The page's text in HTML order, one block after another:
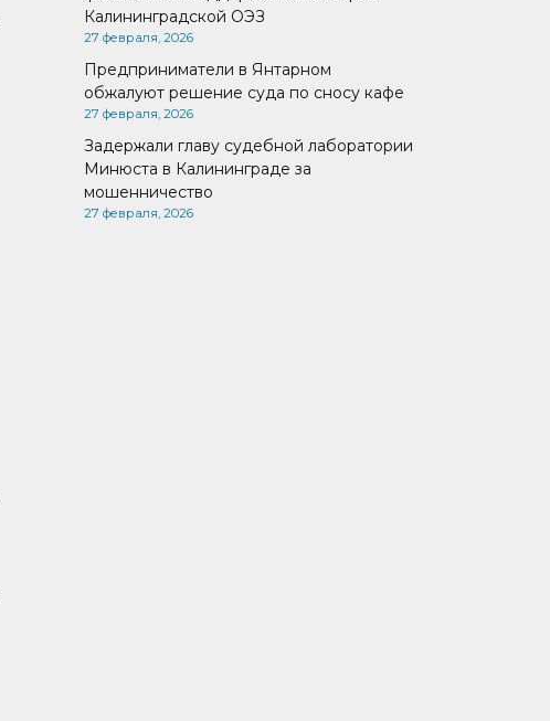
Калининградской ОЭЗ
27 февраля, 2026
Предприниматели в Янтарном
обжалуют решение суда по сносу кафе
27 февраля, 2026
Задержали главу судебной лаборатории
Минюста в Калининграде за
мошенничество
27 февраля, 2026